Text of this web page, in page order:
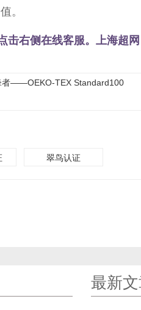
。
击右侧在线客服。上海超
者——OEKO-TEX Standard100
翠鸟认证
最新